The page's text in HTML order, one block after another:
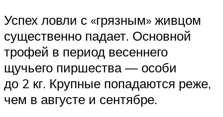
Успех ловли с «грязным» живцом
существенно падает. Основной
трофей в период весеннего
щучьего пиршества — особи
до 2 кг. Крупные попадаются реже,
чем в августе и сентябре.